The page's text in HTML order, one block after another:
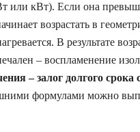
или кВт). Если она
возрастать в
В результате
– воспламенение
– залог долгого
формулами можно